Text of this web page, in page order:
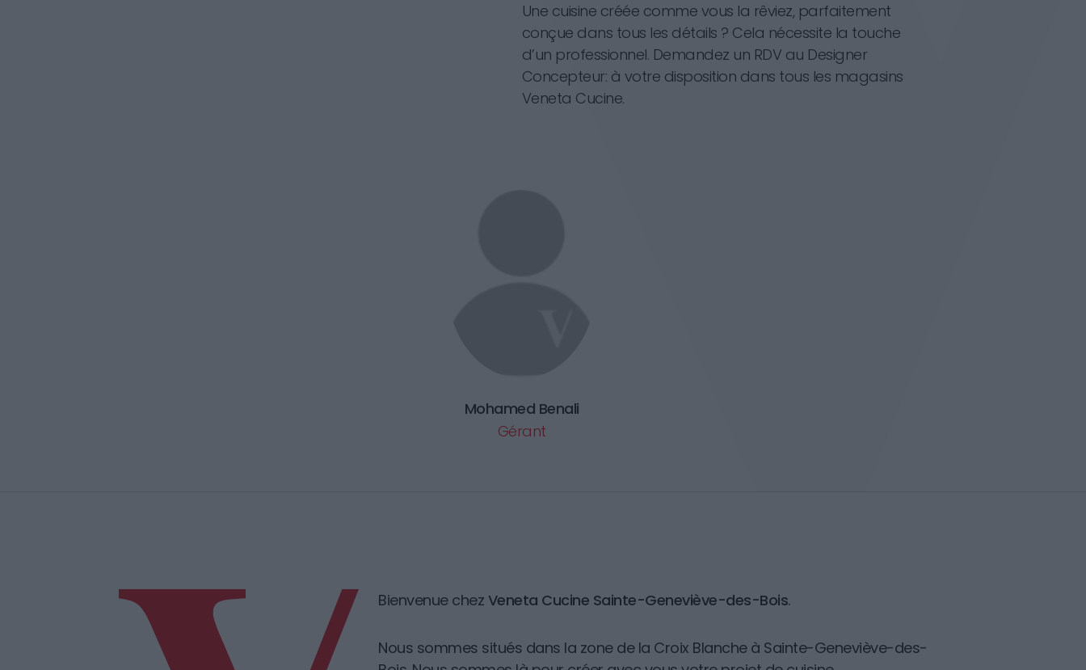
Une cuisine créée comme vous la rêviez, parfaitement
conçue dans tous les détails ? Cela nécessite la touche
d’un professionnel. Demandez un RDV au Designer
Concepteur: à votre disposition dans tous les magasins
Veneta Cucine.
Mohamed Benali
Gérant
Bienvenue chez Veneta Cucine Sainte-Geneviève-des-Bois.
Nous sommes situés dans la zone de la Croix Blanche à Sainte-Geneviève-des-